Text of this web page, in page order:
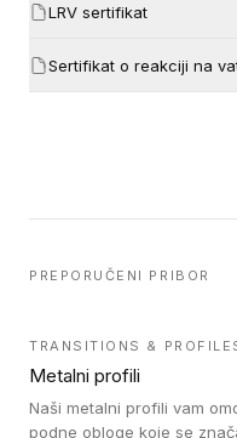
LRV sertifikat
Sertifikat o reakciji na
PREPORUČENI PRIBOR
TRANSITIONS &
Metalni profili
Naši metalni profili vam
podne obloge koje se